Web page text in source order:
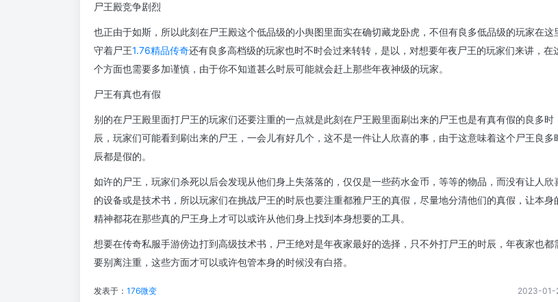
尸王殿竞争剧烈
也正由于如斯，所以此刻在尸王殿这个低品级的小舆图里面实在确切藏龙卧虎，不但有良多低品级的玩家在这
守着尸王1.76精品传奇还有良多高档级的玩家也时不时会过来转转，是以，对想要年夜尸王的玩家们来讲，在
个方面也需要多加谨慎，由于你不知道甚么时辰可能就会赶上那些年夜神级的玩家。
尸王有真也有假
别的在尸王殿里面打尸王的玩家们还要注重的一点就是此刻在尸王殿里面刷出来的尸王也是有真有假的良多时
辰，玩家们可能看到刷出来的尸王，一会儿有好几个，这不是一件让人欣喜的事，由于这意味着这个尸王良多
辰都是假的。
如许的尸王，玩家们杀死以后会发现从他们身上失落落的，仅仅是一些药水金币，等等的物品，而没有让人欣
的设备或是技术书，所以玩家们在挑战尸王的时辰也要注重都雅尸王的真假，尽量地分清他们的真假，让本身
精神都花在那些真的尸王身上才可以或许从他们身上找到本身想要的工具。
想要在传奇私服手游傍边打到高级技术书，尸王绝对是年夜家最好的选择，只不外打尸王的时辰，年夜家也都
要别离注重，这些方面才可以或许包管本身的时候没有白搭。
发表于： 176微变 2023-01-